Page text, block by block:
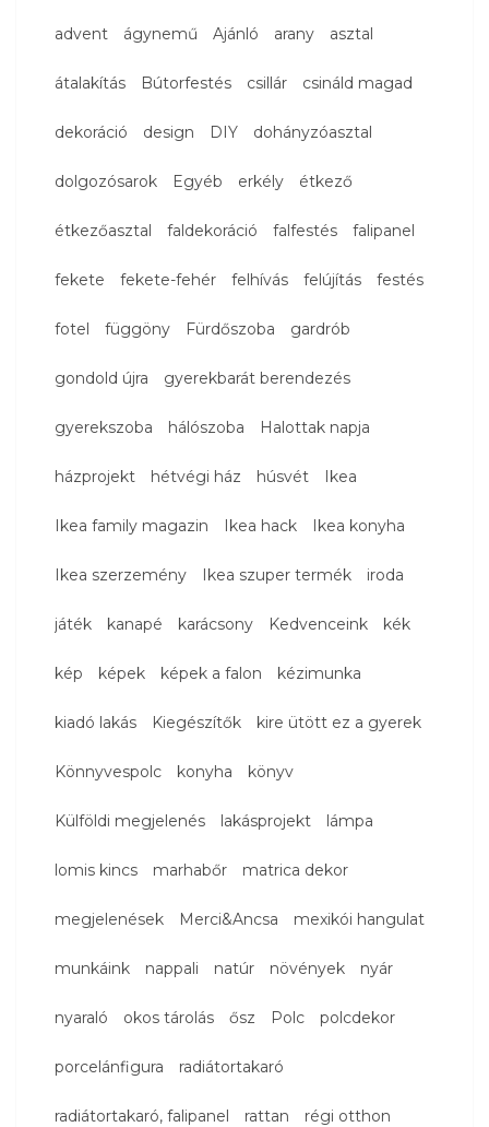
advent ágynemű Ajánló arany asztal
átalakítás Bútorfestés csillár csináld magad
dekoráció design DIY dohányzóasztal
dolgozósarok Egyéb erkély étkező
étkezőasztal faldekoráció falfestés falipanel
fekete fekete-fehér felhívás felújítás festés
fotel függöny Fürdőszoba gardrób
gondold újra gyerekbarát berendezés
gyerekszoba hálószoba Halottak napja
házprojekt hétvégi ház húsvét Ikea
Ikea family magazin Ikea hack Ikea konyha
Ikea szerzemény Ikea szuper termék iroda
játék kanapé karácsony Kedvenceink kék
kép képek képek a falon kézimunka
kiadó lakás Kiegészítők kire ütött ez a gyerek
Könnyvespolc konyha könyv
Külföldi megjelenés lakásprojekt lámpa
lomis kincs marhabőr matrica dekor
megjelenések Merci&Ancsa mexikói hangulat
munkáink nappali natúr növények nyár
nyaraló okos tárolás ősz Polc polcdekor
porcelánfigura radiátortakaró
radiátortakaró, falipanel rattan régi otthon